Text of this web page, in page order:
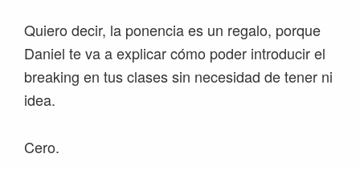
Quiero decir, la ponencia es un regalo, porque
Daniel te va a explicar cómo poder introducir el
breaking en tus clases sin necesidad de tener ni
idea.
Cero.